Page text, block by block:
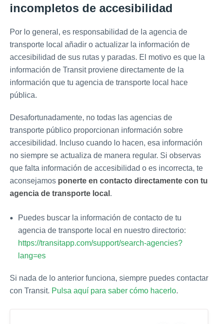
incompletos de accesibilidad
Por lo general, es responsabilidad de la agencia de
transporte local añadir o actualizar la información de
accesibilidad de sus rutas y paradas. El motivo es que la
información de Transit proviene directamente de la
información que tu agencia de transporte local hace
pública.
Desafortunadamente, no todas las agencias de
transporte público proporcionan información sobre
accesibilidad. Incluso cuando lo hacen, esa información
no siempre se actualiza de manera regular. Si observas
que falta información de accesibilidad o es incorrecta, te
aconsejamos ponerte en contacto directamente con tu
agencia de transporte local .
Puedes buscar la información de contacto de tu
agencia de transporte local en nuestro directorio:
https://transitapp.com/support/search-agencies?
lang=es
Si nada de lo anterior funciona, siempre puedes contactar
con Transit. Pulsa aquí para saber cómo hacerlo.